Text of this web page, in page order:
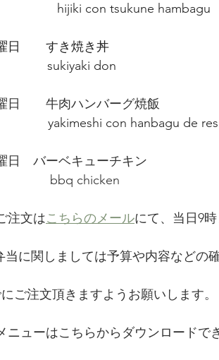
tsukune hambagu
日　　すき焼き丼
　　　 sukiyaki don
日　　牛肉ハンバーグ焼飯
yakimeshi con hanbagu de res
日　バーベキューチキン
chicken
注文はこちらのメールにて、当日9
当に関しましては予算や内容などの
にご注文頂きますようお願いします
ニューはこちらからダウンロードで